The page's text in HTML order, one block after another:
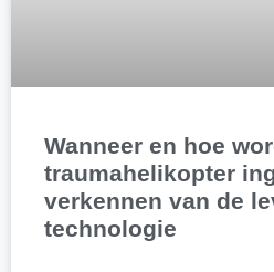
Wanneer en hoe
traumahelikopter
verkennen van de
technologie